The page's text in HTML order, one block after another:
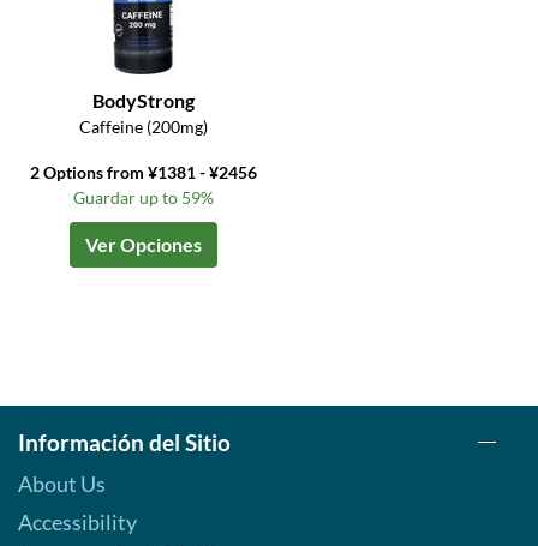
BodyStrong
Caffeine (200mg)
2 Options from ¥1381 - ¥2456
Guardar up to 59%
Ver Opciones
Información del Sitio
About Us
Accessibility